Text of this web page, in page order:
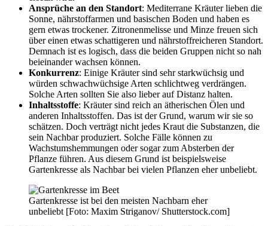
Ansprüche an den Standort: Mediterrane Kräuter lieben die
Sonne, nährstoffarmen und basischen Boden und haben es
gern etwas trockener. Zitronenmelisse und Minze freuen sich
über einen etwas schattigeren und nährstoffreicheren Standort.
Demnach ist es logisch, dass die beiden Gruppen nicht so nah
beieinander wachsen können.
Konkurrenz: Einige Kräuter sind sehr starkwüchsig und
würden schwachwüchsige Arten schlichtweg verdrängen.
Solche Arten sollten Sie also lieber auf Distanz halten.
Inhaltsstoffe: Kräuter sind reich an ätherischen Ölen und
anderen Inhaltsstoffen. Das ist der Grund, warum wir sie so
schätzen. Doch verträgt nicht jedes Kraut die Substanzen, die
sein Nachbar produziert. Solche Fälle können zu
Wachstumshemmungen oder sogar zum Absterben der
Pflanze führen. Aus diesem Grund ist beispielsweise
Gartenkresse als Nachbar bei vielen Pflanzen eher unbeliebt.
Gartenkresse ist bei den meisten Nachbarn eher
unbeliebt [Foto: Maxim Striganov/ Shutterstock.com]